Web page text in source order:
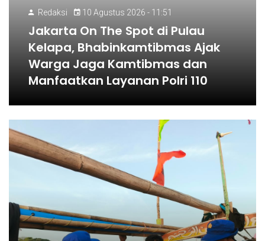
Redaksi 10 Agustus 2026 - 11:51
Jakarta On The Spot di Pulau
Kelapa, Bhabinkamtibmas Ajak
Warga Jaga Kamtibmas dan
Manfaatkan Layanan Polri 110